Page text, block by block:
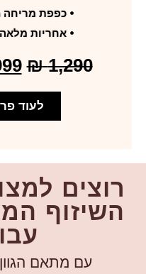
לעוד פרטים
כפפת מריחה Bronze On
אחריות מלאה ל-12 חודשים
1,290
₪
999
₪
למצוא
עם מתאם הגוון שלנו